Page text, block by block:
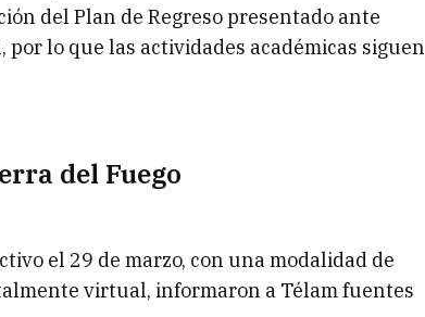
del Plan de Regreso presentado ante
lo que las actividades académicas siguen
del Fuego
el 29 de marzo, con una modalidad de
virtual, informaron a Télam fuentes